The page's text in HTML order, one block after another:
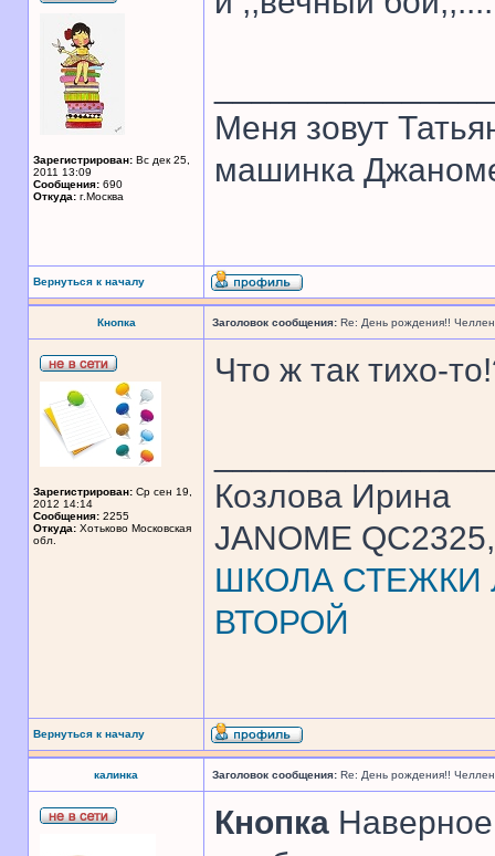
Зарегистрирован: Вс дек 25,
2011 13:09
Сообщения: 690
Откуда: г.Москва
Меня зовут
машинка
Вернуться к началу
Кнопка Заголовок сообщения: Re: День рождения!!
Зарегистрирован: Ср сен 19,
2012 14:14
Сообщения: 2255
Откуда: Хотьково Московская
обл.
Что ж так тихо-
Козлова Ирина
JANOME
ШКОЛА СТЕЖКИ
ВТОРОЙ
Вернуться к началу
калинка Заголовок сообщения: Re: День рождения!!
Кнопка